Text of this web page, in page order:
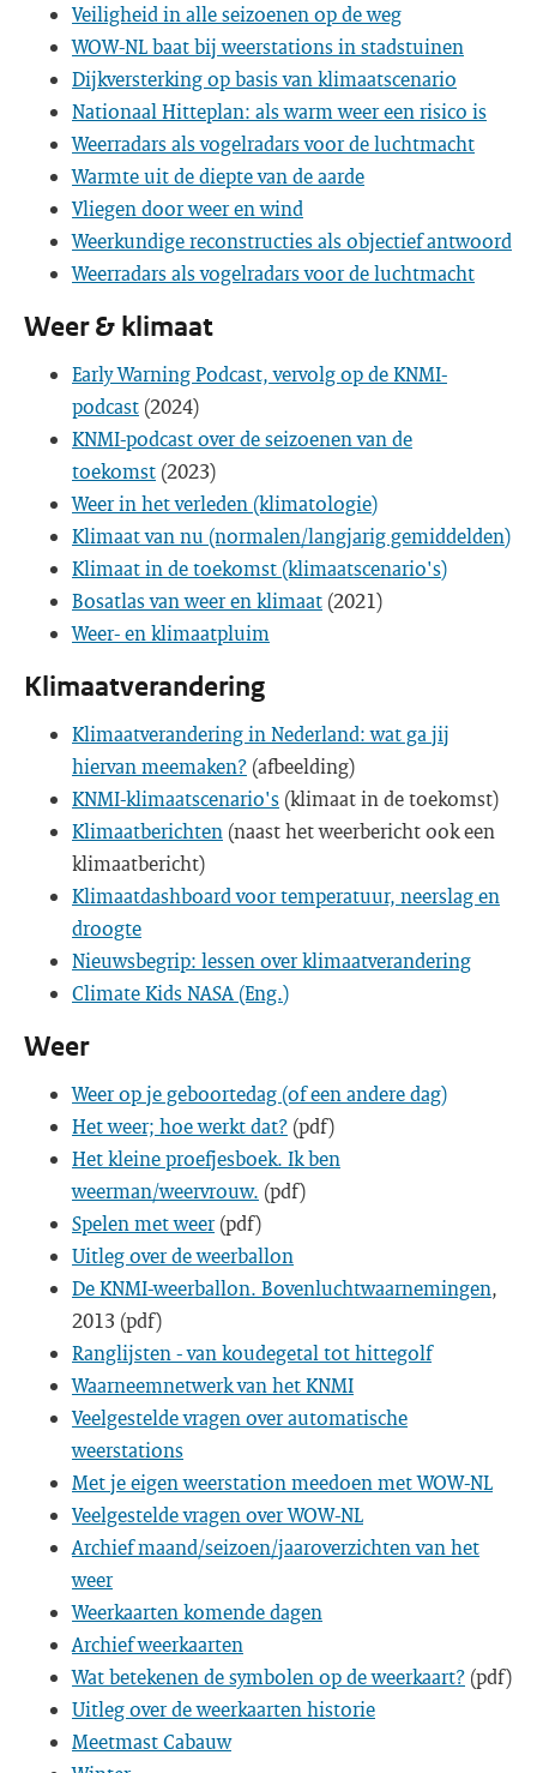
Veiligheid in alle seizoenen op de weg
WOW-NL baat bij weerstations in stadstuinen
Dijkversterking op basis van klimaatscenario
Nationaal Hitteplan: als warm weer een risico is
Weerradars als vogelradars voor de luchtmacht
Warmte uit de diepte van de aarde
Vliegen door weer en wind
Weerkundige reconstructies als objectief antwoord
Weerradars als vogelradars voor de luchtmacht
Weer & klimaat
Early Warning Podcast, vervolg op de KNMI-
podcast (2024)
KNMI-podcast over de seizoenen van de
toekomst (2023)
Weer in het verleden (klimatologie)
Klimaat van nu (normalen/langjarig gemiddelden)
Klimaat in de toekomst (klimaatscenario's)
Bosatlas van weer en klimaat (2021)
Weer- en klimaatpluim
Klimaatverandering
Klimaatverandering in Nederland: wat ga jij
hiervan meemaken? (afbeelding)
KNMI-klimaatscenario's (klimaat in de toekomst)
Klimaatberichten (naast het weerbericht ook een
klimaatbericht)
Klimaatdashboard voor temperatuur, neerslag en
droogte
Nieuwsbegrip: lessen over klimaatverandering
Climate Kids NASA (Eng.)
Weer
Weer op je geboortedag (of een andere dag)
Het weer; hoe werkt dat? (pdf)
Het kleine proefjesboek. Ik ben
weerman/weervrouw. (pdf)
Spelen met weer(pdf)
Uitleg over de weerballon
De KNMI-weerballon. Bovenluchtwaarnemingen,
2013 (pdf)
Ranglijsten - van koudegetal tot hittegolf
Waarneemnetwerk van het KNMI
Veelgestelde vragen over automatische
weerstations
Met je eigen weerstation meedoen met WOW-NL
Veelgestelde vragen over WOW-NL
Archief maand/seizoen/jaaroverzichten van het
weer
Weerkaarten komende dagen
Archief weerkaarten
Wat betekenen de symbolen op de weerkaart? (pdf)
Uitleg over de weerkaarten historie
Meetmast Cabauw